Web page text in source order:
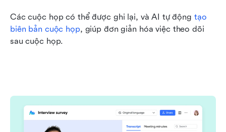
Các cuộc họp có thể được ghi lại, và AI tự động tạo
biên bản cuộc họp, giúp đơn giản hóa việc theo dõi
sau cuộc họp.